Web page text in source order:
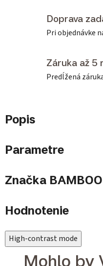
Doprava
Pri objednávke
Záruka až 5
Predĺžená
Popis
Parametre
Značka BAMBOO
Hodnotenie
High-contrast mode
Mohlo by